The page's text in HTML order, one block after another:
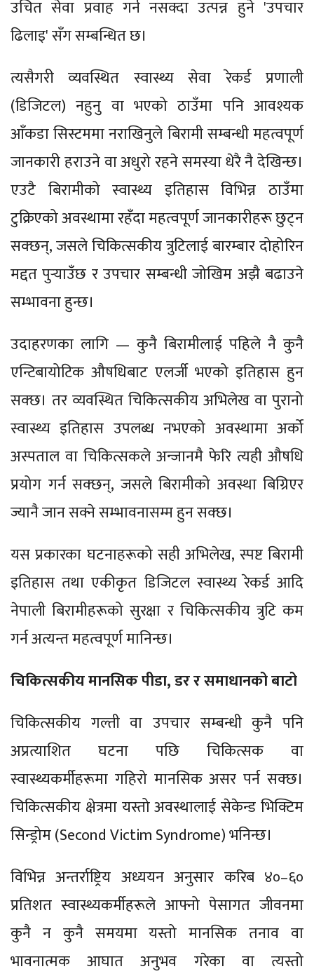
उचित सेवा प्रवाह गर्न नसक्दा उत्पन्न हुने 'उपचार
ढिलाइ' सँग सम्बन्धित छ।
त्यसैगरी व्यवस्थित स्वास्थ्य सेवा रेकर्ड प्रणाली
(डिजिटल) नहुनु वा भएको ठाउँमा पनि आवश्यक
आँकडा सिस्टममा नराखिनुले बिरामी सम्बन्धी महत्वपूर्ण
जानकारी हराउने वा अधुरो रहने समस्या धेरै नै देखिन्छ।
एउटै बिरामीको स्वास्थ्य इतिहास विभिन्न ठाउँमा
टुक्रिएको अवस्थामा रहँदा महत्वपूर्ण जानकारीहरू छुट्न
सक्छन्, जसले चिकित्सकीय त्रुटिलाई बारम्बार दोहोरिन
मद्दत पुर्‍याउँछ र उपचार सम्बन्धी जोखिम अझै बढाउने
सम्भावना हुन्छ।
उदाहरणका लागि — कुनै बिरामीलाई पहिले नै कुनै
एन्टिबायोटिक औषधिबाट एलर्जी भएको इतिहास हुन
सक्छ। तर व्यवस्थित चिकित्सकीय अभिलेख वा पुरानो
स्वास्थ्य इतिहास उपलब्ध नभएको अवस्थामा अर्को
अस्पताल वा चिकित्सकले अन्जानमै फेरि त्यही औषधि
प्रयोग गर्न सक्छन्, जसले बिरामीको अवस्था बिग्रिएर
ज्यानै जान सक्ने सम्भावनासम्म हुन सक्छ।
यस प्रकारका घटनाहरूको सही अभिलेख, स्पष्ट बिरामी
इतिहास तथा एकीकृत डिजिटल स्वास्थ्य रेकर्ड आदि
नेपाली बिरामीहरूको सुरक्षा र चिकित्सकीय त्रुटि कम
गर्न‍ अत्यन्त महत्वपूर्ण मानिन्छ।
चिकित्सकीय मानसिक पीडा, डर र समाधानको बाटो
चिकित्सकीय गल्ती वा उपचार सम्बन्धी कुनै पनि
अप्रत्याशित घटना पछि चिकित्सक वा
स्वास्थ्यकर्मीहरूमा गहिरो मानसिक असर पर्न सक्छ।
चिकित्सकीय क्षेत्रमा यस्तो अवस्थालाई सेकेन्ड भिक्टिम
सिन्ड्रोम (Second Victim Syndrome) भनिन्छ।
विभिन्न अन्तर्राष्ट्रिय अध्ययन अनुसार करिब ४०–६०
प्रतिशत स्वास्थ्यकर्मीहरूले आफ्नो पेसागत जीवनमा
कुनै न कुनै समयमा यस्तो मानसिक तनाव वा
भावनात्मक आघात अनुभव गरेका वा त्यस्तो